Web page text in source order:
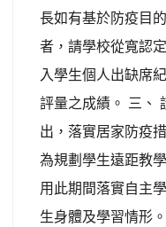
長如有基於防疫目
者，請學校從寬認
入學生個人出缺席
評量之成績。 三、
出，落實居家防疫
為規劃學生遠距教
用此期間落實自主
生身體及學習情形